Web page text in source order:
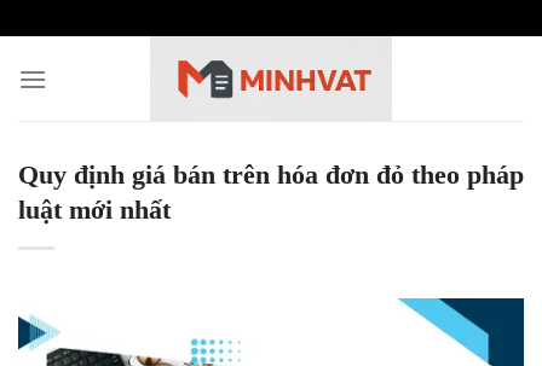
content
Quy định giá bán trên hóa đơn đỏ theo pháp
luật mới nhất